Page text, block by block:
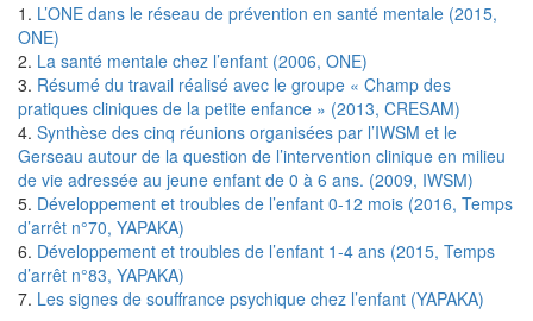
1. L’ONE dans le réseau de prévention en santé mentale (2015,
ONE)
2. La santé mentale chez l’enfant (2006, ONE)
3. Résumé du travail réalisé avec le groupe « Champ des
pratiques cliniques de la petite enfance » (2013, CRESAM)
4. Synthèse des cinq réunions organisées par l’IWSM et le
Gerseau autour de la question de l’intervention clinique en milieu
de vie adressée au jeune enfant de 0 à 6 ans. (2009, IWSM)
5. Développement et troubles de l’enfant 0-12 mois (2016, Temps
d’arrêt n°70, YAPAKA)
6. Développement et troubles de l’enfant 1-4 ans (2015, Temps
d’arrêt n°83, YAPAKA)
7. Les signes de souffrance psychique chez l’enfant (YAPAKA)